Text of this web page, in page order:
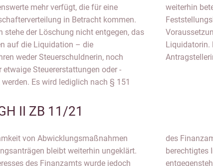
mehr verfügt, die für eine
in Betracht kommen.
stehe der Löschung nicht entgegen, das
auf die Liquidation – die
weder Steuerschuldnerin, noch
Steuererstattungen oder -
Es wird lediglich nach § 151
und die Bekanntgabe des
sei weiterhin auch keine
und Rechtmäßigkeit ggü. der
dass der Bescheid der
II ZB 11/21
von Abwicklungsmaßnahmen
bleibt weiterhin ungeklärt.
des Finanzamts wurde jedoch
des
berechtigtes